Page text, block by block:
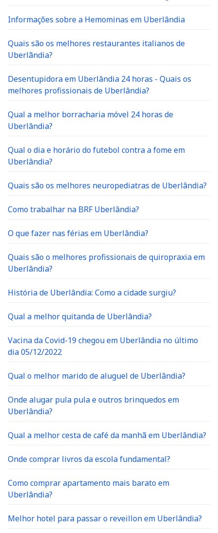
Informações sobre a Hemominas em Uberlândia
Quais são os melhores restaurantes italianos de
Uberlãndia?
Desentupidora em Uberlândia 24 horas - Quais os
melhores profissionais de Uberlândia?
Qual a melhor borracharia móvel 24 horas de
Uberlândia?
Qual o dia e horário do futebol contra a fome em
Uberlândia?
Quais são os melhores neuropediatras de Uberlândia?
Como trabalhar na BRF Uberlândia?
O que fazer nas férias em Uberlândia?
Quais são o melhores profissionais de quiropraxia em
Uberlândia?
História de Uberlândia: Como a cidade surgiu?
Qual a melhor quitanda de Uberlândia?
Vacina da Covid-19 chegou em Uberlândia no último
dia 05/12/2022
Qual o melhor marido de aluguel de Uberlândia?
Onde alugar pula pula e outros brinquedos em
Uberlândia?
Qual a melhor cesta de café da manhã em Uberlândia?
Onde comprar livros da escola fundamental?
Como comprar apartamento mais barato em
Uberlândia?
Melhor hotel para passar o reveillon em Uberlândia?